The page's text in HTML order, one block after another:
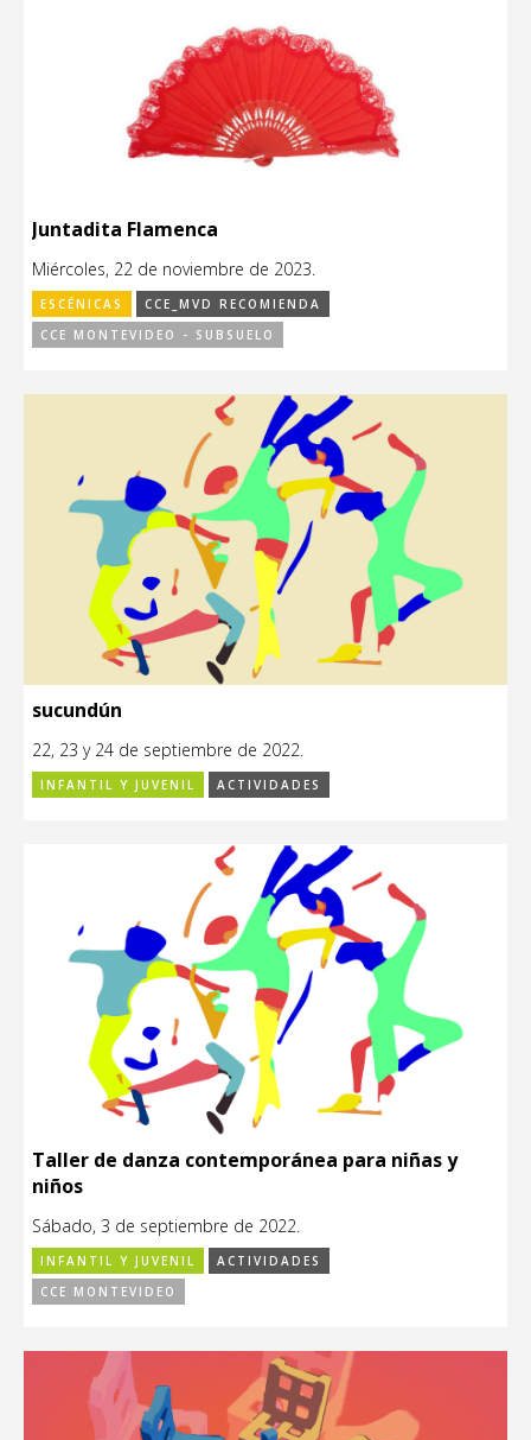
Juntadita Flamenca
Miércoles, 22 de noviembre de 2023.
ESCÉNICAS
CCE_MVD RECOMIENDA
CCE MONTEVIDEO - SUBSUELO
sucundún
22, 23 y 24 de septiembre de 2022.
INFANTIL Y JUVENIL ACTIVIDADES
Taller de danza contemporánea para niñas y
niños
Sábado, 3 de septiembre de 2022.
INFANTIL Y JUVENIL
ACTIVIDADES
CCE MONTEVIDEO